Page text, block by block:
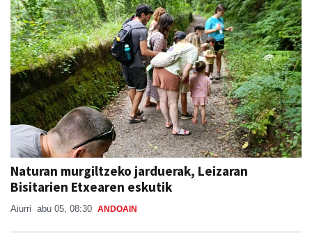
Naturan murgiltzeko jarduerak, Leizaran
Bisitarien Etxearen eskutik
Aiurri abu 05, 08:30 ANDOAIN